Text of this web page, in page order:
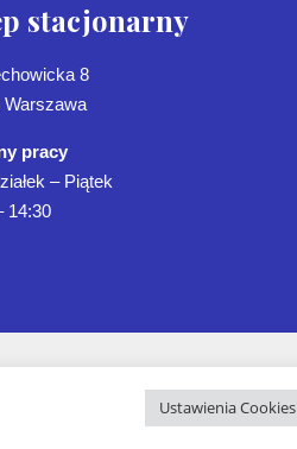
stacjonarny
8
Warszawa
pracy
– Piątek
14:30
Ustawienia Cookies